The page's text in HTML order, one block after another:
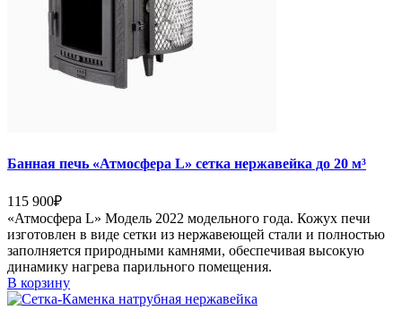
Банная печь «Атмосфера L» сетка нержавейка до 20 м³
115 900₽
«Атмосфера L» Модель 2022 модельного года. Кожух печи
изготовлен в виде сетки из нержавеющей стали и полностью
заполняется природными камнями, обеспечивая высокую
динамику нагрева парильного помещения.
В корзину